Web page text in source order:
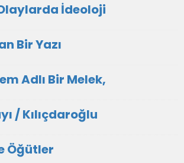
İdeoloji
Bir Yazı
Adlı Bir Melek,
/ Kılıçdaroğlu
Öğütler